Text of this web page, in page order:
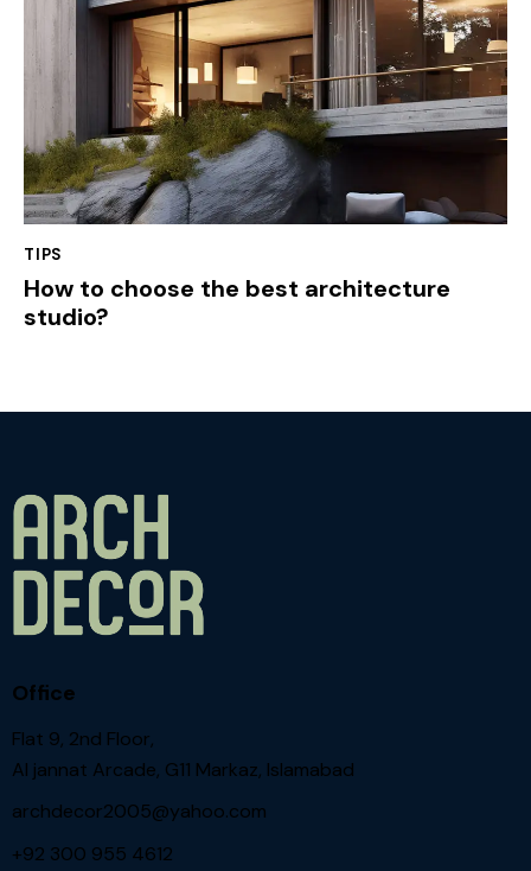
TIPS
How to choose the best architecture
studio?
Office
Flat 9, 2nd Floor,
Al jannat Arcade, G11 Markaz, Islamabad
archdecor2005@yahoo.com
+92 300 955 4612